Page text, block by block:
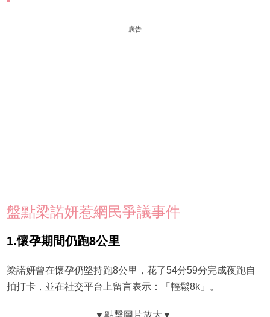
廣告
盤點梁諾妍惹網民爭議事件
1.懷孕期間仍跑8公里
梁諾妍曾在懷孕仍堅持跑8公里，花了54分59分完成夜跑自
拍打卡，並在社交平台上留言表示：「輕鬆8k」。